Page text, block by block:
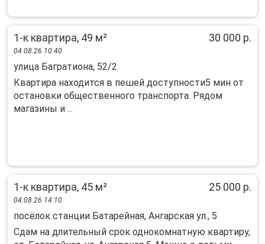
1-к квартира, 49 м² 30 000 р.
04.08.26 10:40
улица Багратиона, 52/2
Квартира находится в пешей доступности5 мин от
остановки общественного транспорта. Рядом
магазины и ...
1-к квартира, 45 м² 25 000 р.
04.08.26 14:10
посёлок станции Батарейная, Ангарская ул., 5
Сдам на длительный срок однокомнатную квартиру,